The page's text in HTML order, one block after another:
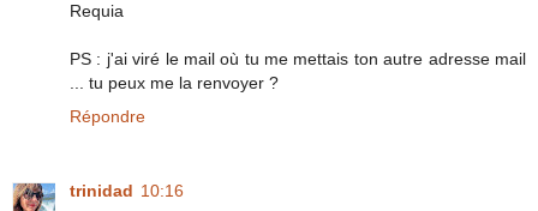
Requia
PS : j'ai viré le mail où tu me mettais ton autre adresse mail
... tu peux me la renvoyer ?
Répondre
trinidad 10:16